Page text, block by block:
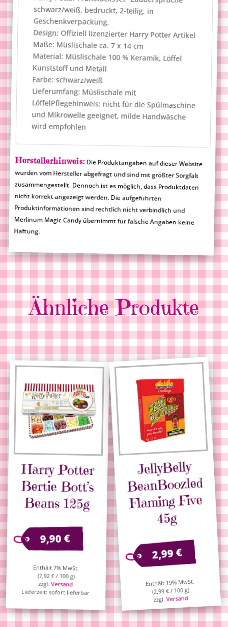
schwarz/weiß, bedruckt, 2-teilig, in
Geschenkverpackung.
Design: Offiziell lizenzierter Harry Potter Artikel
Maße: Müslischale ca. 7 x 14 cm
Material: Müslischale 100 % Keramik, Löffel
Kunststoff und Metall
Farbe: schwarz/weiß
Lieferumfang: Müslischale mit
LöffelPflegehinweis: nicht für die Spülmaschine
und Mikrowelle geeignet, milde Handwäsche
wird empfohlen
Herstellerhinweis:Die Produktangaben auf dieser Website
wurden vom Hersteller abgefragt und sind mit größter Sorgfalt
zusammengestellt. Dennoch ist es möglich, dass Produktdaten
nicht korrekt angezeigt werden. Die aufgeführten
Produktinformationen sind rechtlich nicht verbindlich und
Merlinum Magic Candy übernimmt für falsche Angaben keine
Haftung.
Ähnliche Produkte
Harry Potter
Bertie Bott’s
Beans 125g
9,90€
Enthält 7% MwSt.
(7,92€/ 100 g)
zzgl.Versand
Lieferzeit: sofort lieferbar
JellyBelly
BeanBoozled
Flaming Five
45g
2,99€
Enthält 19% MwSt.
(2,99€/ 100 g)
zzgl.Versand